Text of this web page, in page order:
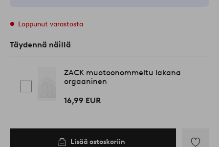
Loppunut varastosta
Täydennä näillä
ZACK muotoonommeltu lakana
orgaaninen
16,99 EUR
Lisää ostoskoriin